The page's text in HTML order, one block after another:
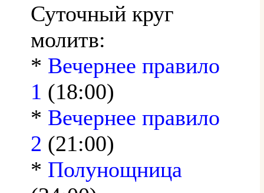
Суточный круг
молитв:
* Вечернее правило
1 (18:00)
* Вечернее правило
2 (21:00)
* Полунощница